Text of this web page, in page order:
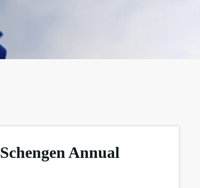
Schengen Annual